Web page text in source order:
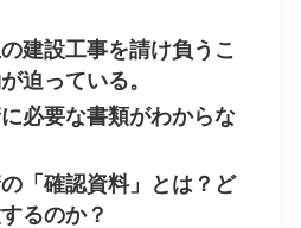
建設工事を請け負うこ
迫っている。
必要な書類がわからな
「確認資料」とは？ど
るのか？